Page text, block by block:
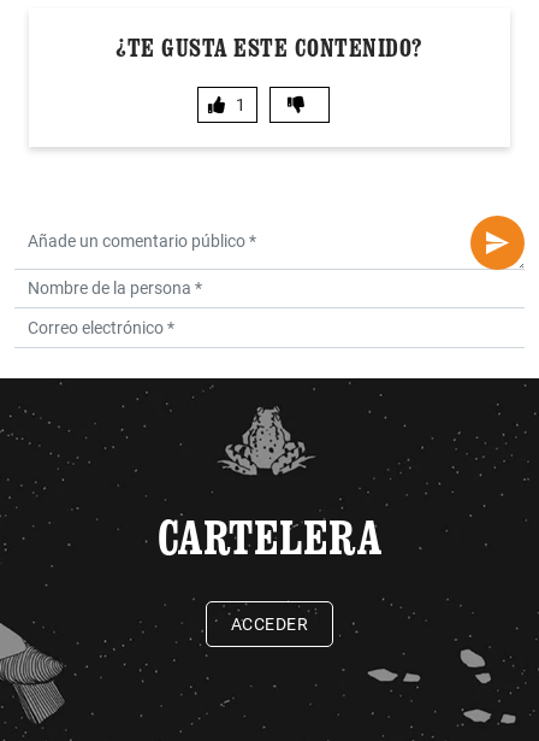
¿TE GUSTA ESTE CONTENIDO?
1
CARTELERA
ACCEDER